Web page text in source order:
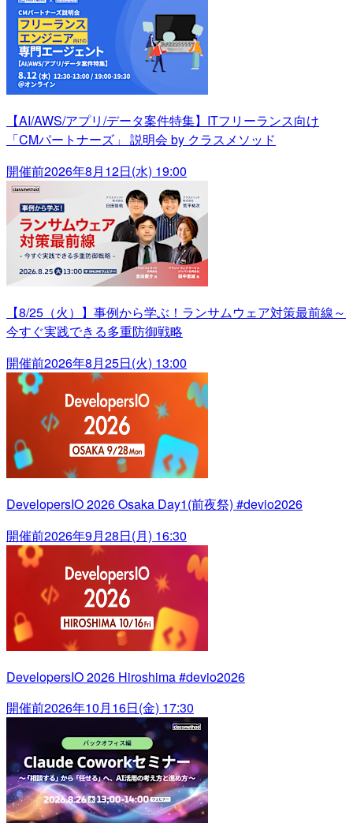
【AI/AWS/アプリ/データ案件特集】ITフリーランス向け
「CMパートナーズ」 説明会 by クラスメソッド
開催前2026年8月12日(水) 19:00
【8/25（火）】事例から学ぶ！ランサムウェア対策最前線～
今すぐ実践できる多重防御戦略
開催前2026年8月25日(火) 13:00
DevelopersIO 2026 Osaka Day1(前夜祭) #devio2026
開催前2026年9月28日(月) 16:30
DevelopersIO 2026 Hiroshima #devio2026
開催前2026年10月16日(金) 17:30